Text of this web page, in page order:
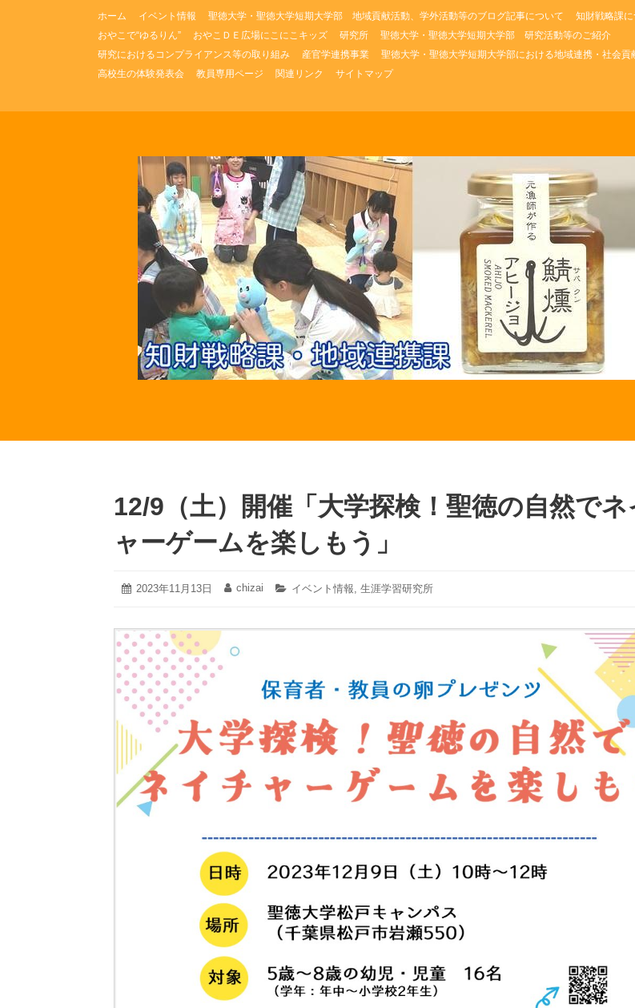
ス
ホーム イベント情報 聖徳大学・聖徳大学短期大学部 地域貢献活動、学外活動等のブログ記事について 知財戦略課
おやこで“ゆるりん”
おやこＤＥ広場にこにこキッズ 研究所
聖徳大学・聖徳大学短期大学部 研究活動等のご紹介
研究におけるコンプライアンス等の取り組み
産官学連携事業
聖徳大学・聖徳大学短期大学部における地域連携・社会貢
高校生の体験発表会
教員専用ページ 関連リンク サイトマップ
12/9（土）開催「大学探検！聖徳の自然でネ
ャーゲームを楽しもう」
投
2023年11月13日
2023
月
13
日
投
chizai
カ
リ
イベント情報, 生涯学習研究所